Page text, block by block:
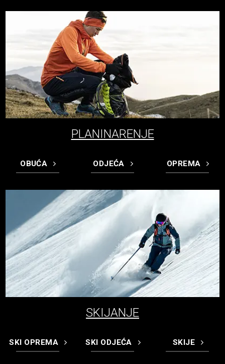
PLANINARENJE
OBUĆA ODJEĆA OPREMA
SKIJANJE
SKI OPREMA SKI ODJEĆA SKIJE